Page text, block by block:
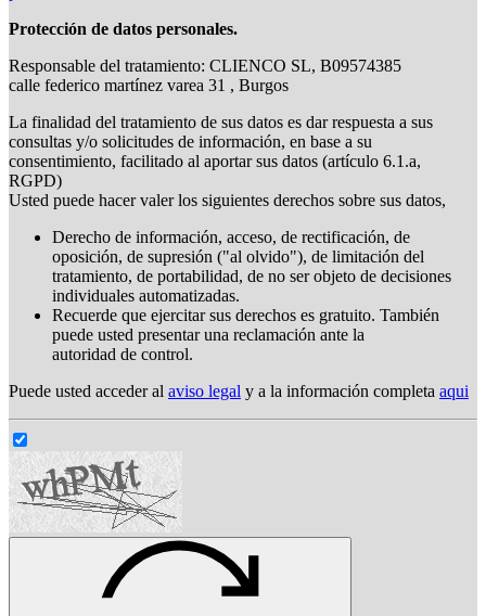
Protección de datos personales.
Responsable del tratamiento: CLIENCO SL, B09574385
calle federico martínez varea 31 , Burgos
La finalidad del tratamiento de sus datos es dar respuesta a sus
consultas y/o solicitudes de información, en base a su
consentimiento, facilitado al aportar sus datos (artículo 6.1.a,
RGPD)
Usted puede hacer valer los siguientes derechos sobre sus datos,
Derecho de información, acceso, de rectificación, de
oposición, de supresión ("al olvido"), de limitación del
tratamiento, de portabilidad, de no ser objeto de decisiones
individuales automatizadas.
Recuerde que ejercitar sus derechos es gratuito. También
puede usted presentar una reclamación ante la
autoridad de control.
Puede usted acceder al aviso legal y a la información completa aqui